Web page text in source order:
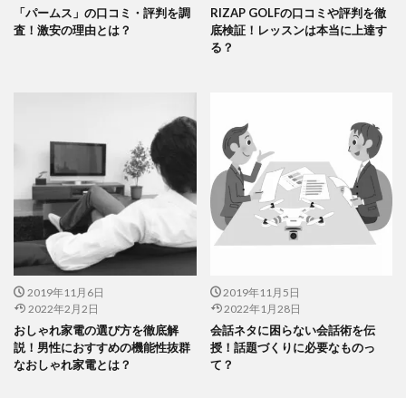
「パームス」の口コミ・評判を調
査！激安の理由とは？
RIZAP GOLFの口コミや評判を徹
底検証！レッスンは本当に上達す
る？
2019年11月6日
2022年2月2日
おしゃれ家電の選び方を徹底解
説！男性におすすめの機能性抜群
なおしゃれ家電とは？
2019年11月5日
2022年1月28日
会話ネタに困らない会話術を伝
授！話題づくりに必要なものっ
て？